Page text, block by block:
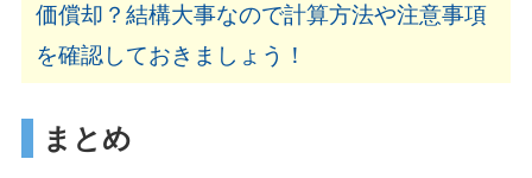
価償却？結構大事なので計算方法や注意事項
を確認しておきましょう！
まとめ